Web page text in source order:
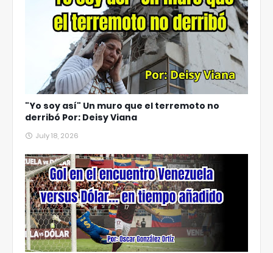
"Yo soy así" Un muro que el terremoto no
derribó Por: Deisy Viana
July 18, 2026